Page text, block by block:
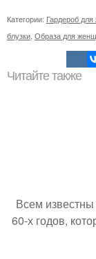
Категории: Гардероб
блузки Образа для
Читайте также
Всем
60-х годов,